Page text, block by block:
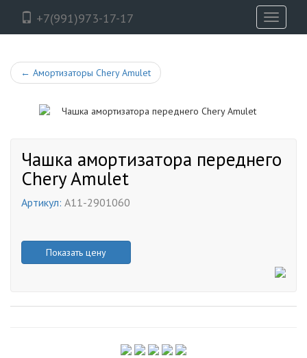
+7(991)973-17-17
Toggle
← Амортизаторы Chery Amulet
Чашка амортизатора переднего
Chery Amulet
Артикул: A11-2901060
Показать цену